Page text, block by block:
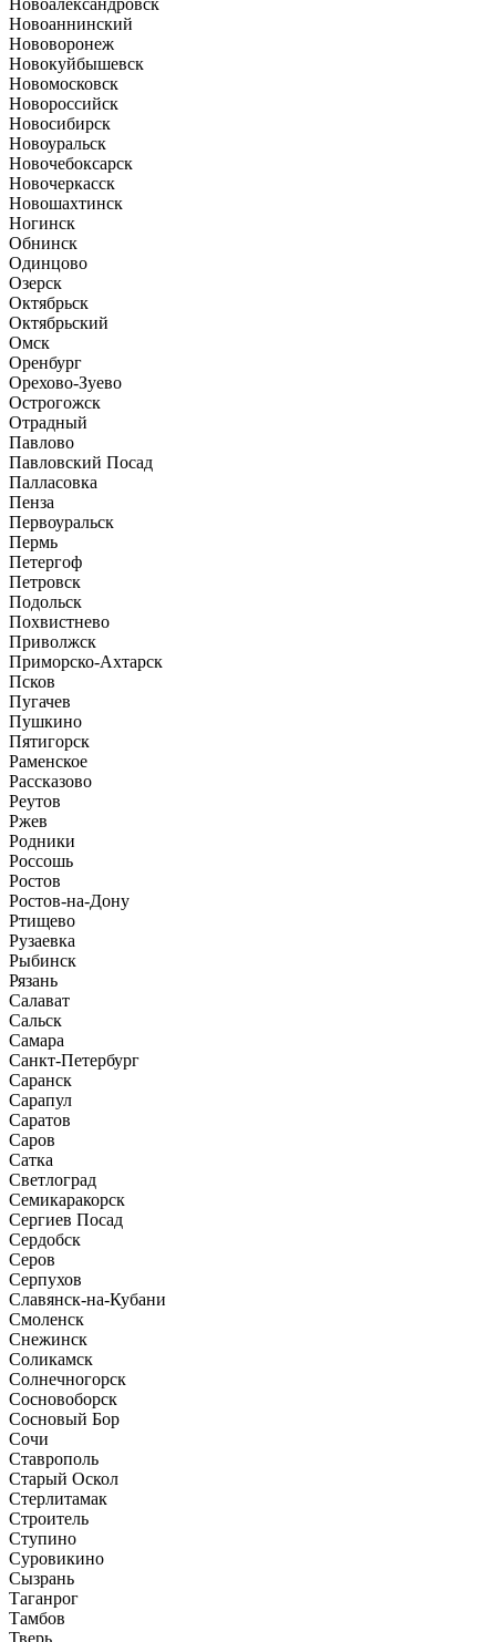
Новоалександровск
Новоаннинский
Нововоронеж
Новокуйбышевск
Новомосковск
Новороссийск
Новосибирск
Новоуральск
Новочебоксарск
Новочеркасск
Новошахтинск
Ногинск
Обнинск
Одинцово
Озерск
Октябрьск
Октябрьский
Омск
Оренбург
Орехово-Зуево
Острогожск
Отрадный
Павлово
Павловский Посад
Палласовка
Пенза
Первоуральск
Пермь
Петергоф
Петровск
Подольск
Похвистнево
Приволжск
Приморско-Ахтарск
Псков
Пугачев
Пушкино
Пятигорск
Раменское
Рассказово
Реутов
Ржев
Родники
Россошь
Ростов
Ростов-на-Дону
Ртищево
Рузаевка
Рыбинск
Рязань
Салават
Сальск
Самара
Санкт-Петербург
Саранск
Сарапул
Саратов
Саров
Сатка
Светлоград
Семикаракорск
Сергиев Посад
Сердобск
Серов
Серпухов
Славянск-на-Кубани
Смоленск
Снежинск
Соликамск
Солнечногорск
Сосновоборск
Сосновый Бор
Сочи
Ставрополь
Старый Оскол
Стерлитамак
Строитель
Ступино
Суровикино
Сызрань
Таганрог
Тамбов
Тверь